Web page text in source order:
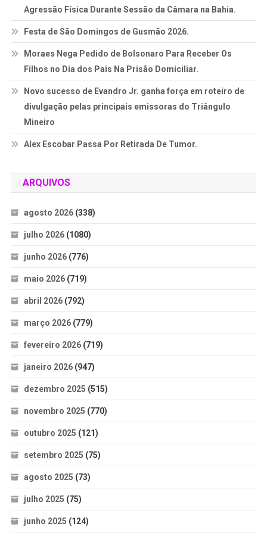
Agressão Física Durante Sessão da Câmara na Bahia.
Festa de São Domingos de Gusmão 2026.
Moraes Nega Pedido de Bolsonaro Para Receber Os
Filhos no Dia dos Pais Na Prisão Domiciliar.
Novo sucesso de Evandro Jr. ganha força em roteiro de
divulgação pelas principais emissoras do Triângulo
Mineiro
Alex Escobar Passa Por Retirada De Tumor.
ARQUIVOS
agosto 2026(338)
julho 2026(1080)
junho 2026(776)
maio 2026(719)
abril 2026(792)
março 2026(779)
fevereiro 2026(719)
janeiro 2026(947)
dezembro 2025 (515)
novembro 2025 (770)
outubro 2025 (121)
setembro 2025 (75)
agosto 2025 (73)
julho 2025 (75)
junho 2025 (124)